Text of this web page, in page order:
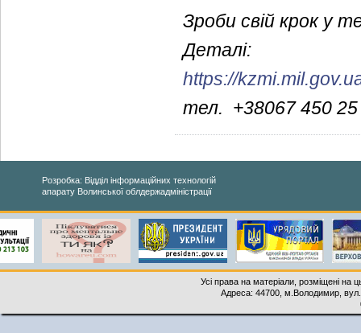
Зроби свій крок у
Деталі:
https://
тел. +38067 450 25
Розробка: Відділ інформаційних технологій
апарату Волинської облдержадміністрації
Усі права на матеріали, розміщені на
Адреса: 44700, м.Володимир,